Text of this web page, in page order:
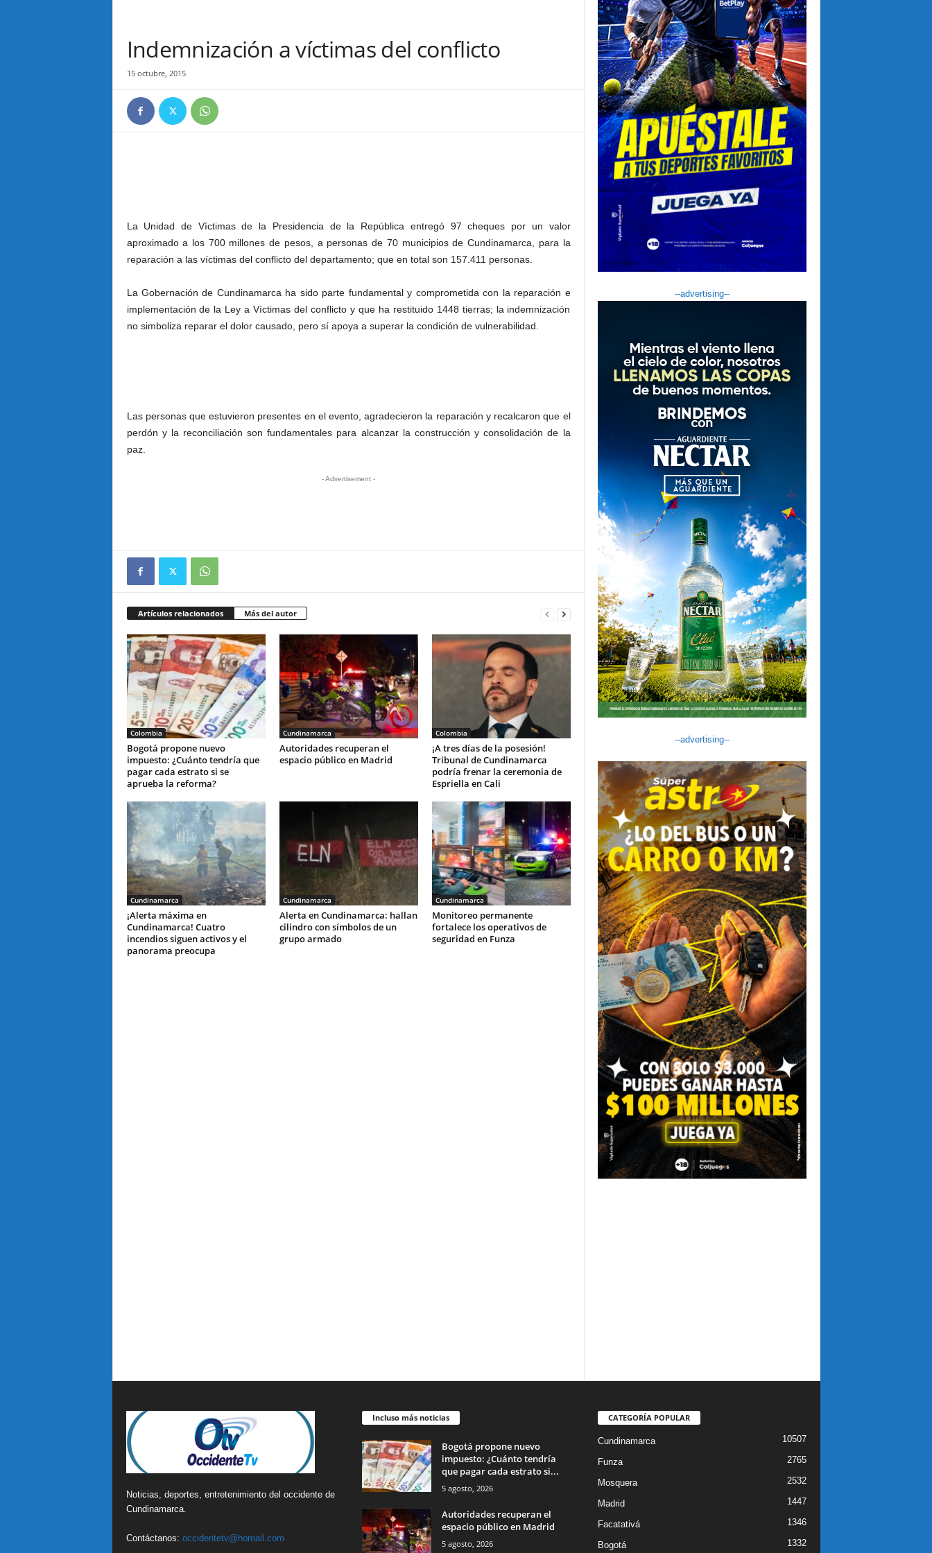
Indemnización a víctimas del conflicto
15 octubre, 2015
La Unidad de Víctimas de la Presidencia de la República entregó 97 cheques por un valor
aproximado a los 700 millones de pesos, a personas de 70 municipios de Cundinamarca, para la
reparación a las víctimas del conflicto del departamento; que en total son 157.411 personas.
La Gobernación de Cundinamarca ha sido parte fundamental y comprometida con la reparación e
implementación de la Ley a Víctimas del conflicto y que ha restituido 1448 tierras; la indemnización
no simboliza reparar el dolor causado, pero sí apoya a superar la condición de vulnerabilidad.
Las personas que estuvieron presentes en el evento, agradecieron la reparación y recalcaron que el
perdón y la reconciliación son fundamentales para alcanzar la construcción y consolidación de la
paz.
- Advertisement -
Artículos relacionados Más del autor
Colombia
Bogotá propone nuevo
impuesto: ¿Cuánto tendría que
pagar cada estrato si se
aprueba la reforma?
Cundinamarca
Autoridades recuperan el
espacio público en Madrid
Colombia
¡A tres días de la posesión!
Tribunal de Cundinamarca
podría frenar la ceremonia de
Espriella en Cali
Cundinamarca
¡Alerta máxima en
Cundinamarca! Cuatro
incendios siguen activos y el
panorama preocupa
Cundinamarca
Alerta en Cundinamarca: hallan
cilindro con símbolos de un
grupo armado
Cundinamarca
Monitoreo permanente
fortalece los operativos de
seguridad en Funza
--advertising--
--advertising--
Noticias, deportes, entretenimiento del occidente de
Cundinamarca.
Contáctanos: occidentetv@homail.com
Incluso más noticias
Bogotá propone nuevo
impuesto: ¿Cuánto tendría
que pagar cada estrato si...
5 agosto, 2026
Autoridades recuperan el
espacio público en Madrid
5 agosto, 2026
CATEGORÍA POPULAR
Cundinamarca 10507
Funza 2765
Mosquera 2532
Madrid 1447
Facatativá 1346
Bogotá 1332